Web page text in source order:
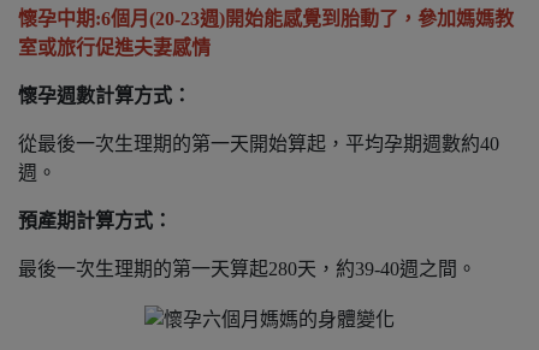
懷孕中期:6個月(20-23週)開始能感覺到胎動了，參加媽媽教
室或旅行促進夫妻感情
懷孕週數計算方式：
從最後一次生理期的第一天開始算起，平均孕期週數約40
週。
預產期計算方式：
最後一次生理期的第一天算起280天，約39-40週之間。